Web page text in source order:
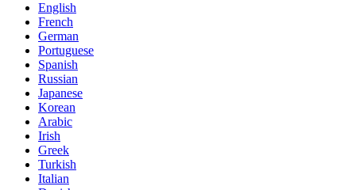
English
French
German
Portuguese
Spanish
Russian
Japanese
Korean
Arabic
Irish
Greek
Turkish
Italian